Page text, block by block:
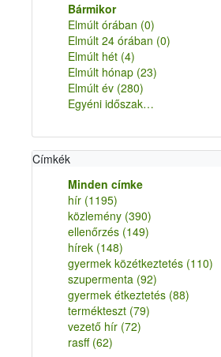
Bármikor
Elmúlt órában (0)
Elmúlt 24 órában (0)
Elmúlt hét (4)
Elmúlt hónap (23)
Elmúlt év (280)
Egyéni időszak…
Címkék
Minden címke
hír (1195)
közlemény (390)
ellenőrzés (149)
hírek (148)
gyermek közétkeztetés (110)
szupermenta (92)
gyermek étkeztetés (88)
termékteszt (79)
vezető hír (72)
rasff (62)